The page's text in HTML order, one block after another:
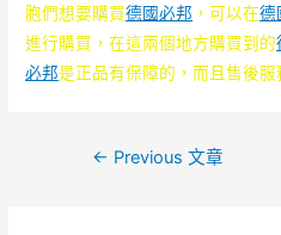
胞們想要購買德國必邦 ，可以在德
進行購買，在這兩個地方購買到的
必邦是正品有保障的，而且售後服
← Previous 文章